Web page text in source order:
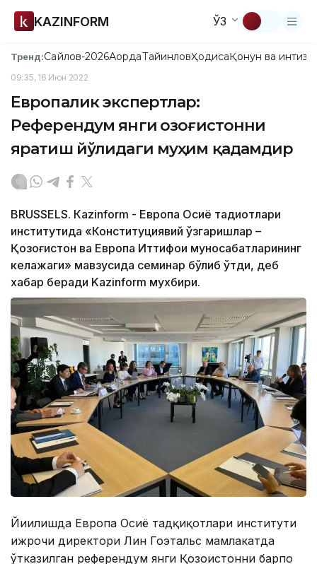
KAZINFORM ЎЗ
Тренд:Сайлов-2026АқордаТайинловҲодисаҚонун ва
09:35, 16 Июн 2022
Европалик экспертлар:
Референдум янги Қозоғистонни
яратиш йўлидаги муҳим қадамдир
BRUSSELS. Кazinform - Европа Осиё тадқиқотлари
институтида «Конституциявий ўзгаришлар –
Қозоғистон ва Европа Иттифоқи муносабатларининг
келажаги» мавзусида семинар бўлиб ўтди, деб
хабар беради Kazinform мухбири.
Йиғилишда Европа Осиё тадқиқотлари институти
ижрочи директори Лин Гоэтальс мамлакатда
ўтказилган референдум янги Қозоғистонни барпо